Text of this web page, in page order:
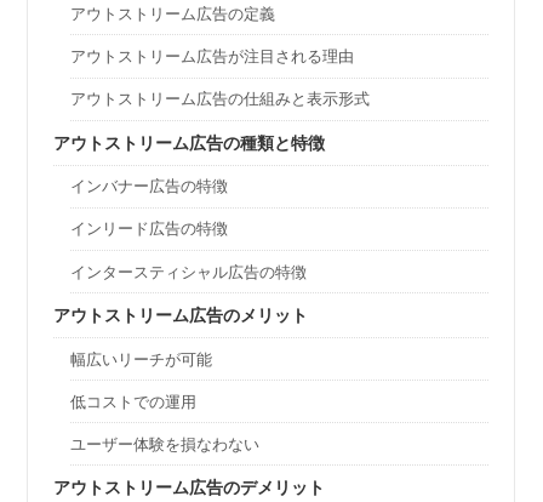
アウトストリーム広告の定義
アウトストリーム広告が注目される理由
アウトストリーム広告の仕組みと表示形式
アウトストリーム広告の種類と特徴
インバナー広告の特徴
インリード広告の特徴
インタースティシャル広告の特徴
アウトストリーム広告のメリット
幅広いリーチが可能
低コストでの運用
ユーザー体験を損なわない
アウトストリーム広告のデメリット